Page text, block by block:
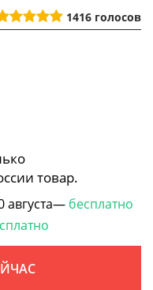
1416 голосов
товар.
августа— бесплатно